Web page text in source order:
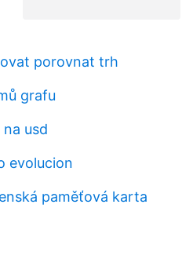
porovnat trh
grafu
usd
evolucion
paměťová karta